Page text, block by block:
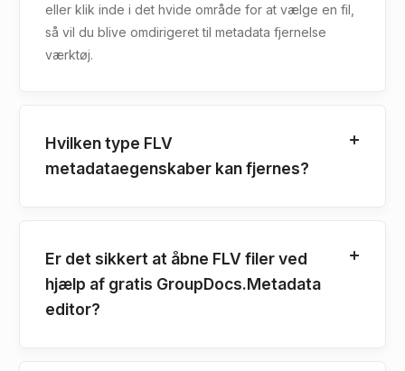
eller klik inde i det hvide område for at vælge en fil,
så vil du blive omdirigeret til metadata fjernelse
værktøj.
Hvilken type FLV
metadataegenskaber kan fjernes?
Er det sikkert at åbne FLV filer ved
hjælp af gratis GroupDocs.Metadata
editor?